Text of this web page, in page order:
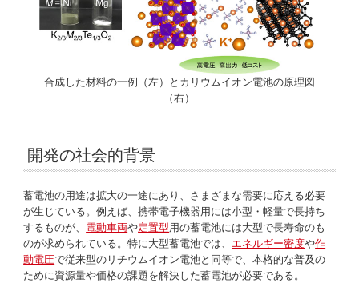
合成した材料の一例（左）とカリウムイオン電池の原理図
（右）
開発の社会的背景
蓄電池の用途は拡大の一途にあり、さまざまな需要に応える必要
が生じている。例えば、携帯電子機器用には小型・軽量で長持ち
するものが、 電動車両や定置型用の蓄電池には大型で長寿命のも
のが求められている。特に大型蓄電池では、 エネルギー密度や作
動電圧で従来型のリチウムイオン電池と同等で、本格的な普及の
ために資源量や価格の課題を解決した蓄電池が必要である。